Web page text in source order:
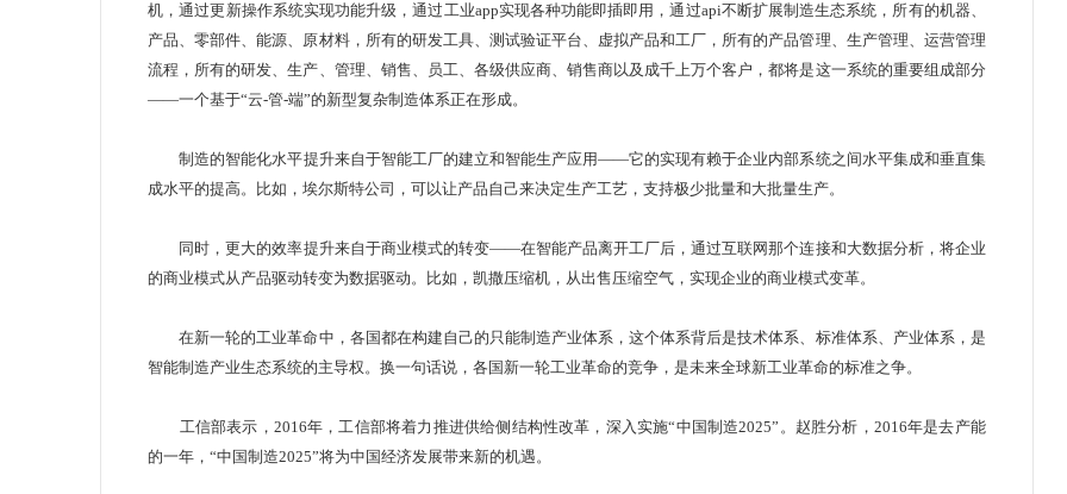
机，通过更新操作系统实现功能升级，通过工业app实现各种功能即插即用，通过api不断扩展制造生态系统，所有的机器、
产品、零部件、能源、原材料，所有的研发工具、测试验证平台、虚拟产品和工厂，所有的产品管理、生产管理、运营管理
流程，所有的研发、生产、管理、销售、员工、各级供应商、销售商以及成千上万个客户，都将是这一系统的重要组成部分
——一个基于“云-管-端”的新型复杂制造体系正在形成。
制造的智能化水平提升来自于智能工厂的建立和智能生产应用——它的实现有赖于企业内部系统之间水平集成和垂直集
成水平的提高。比如，埃尔斯特公司，可以让产品自己来决定生产工艺，支持极少批量和大批量生产。
同时，更大的效率提升来自于商业模式的转变——在智能产品离开工厂后，通过互联网那个连接和大数据分析，将企业
的商业模式从产品驱动转变为数据驱动。比如，凯撒压缩机，从出售压缩空气，实现企业的商业模式变革。
在新一轮的工业革命中，各国都在构建自己的只能制造产业体系，这个体系背后是技术体系、标准体系、产业体系，是
智能制造产业生态系统的主导权。换一句话说，各国新一轮工业革命的竞争，是未来全球新工业革命的标准之争。
工信部表示，2016年，工信部将着力推进供给侧结构性改革，深入实施“中国制造2025”。赵胜分析，2016年是去产能
的一年，“中国制造2025”将为中国经济发展带来新的机遇。